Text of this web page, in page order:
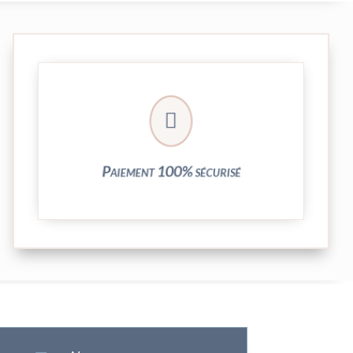

Paiement 100% sécurisé
Vos transactions par carte bancaire sont
entièrement sécurisées grâce au système
crypté de notre partenaire PayPlug.